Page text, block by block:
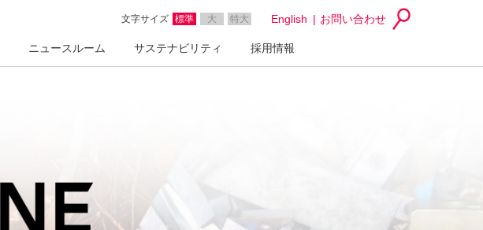
文字サイズ 標準 大 特大 English お問い合わせ
ニュースルーム サステナビリティ 採用情報